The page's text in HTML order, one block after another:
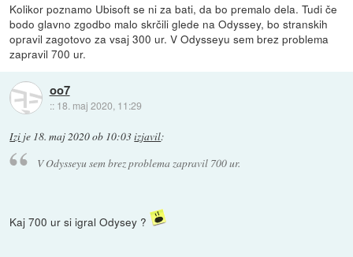
Kolikor poznamo Ubisoft se ni za bati, da bo premalo dela. Tudi če
bodo glavno zgodbo malo skrčili glede na Odyssey, bo stranskih
opravil zagotovo za vsaj 300 ur. V Odysseyu sem brez problema
zapravil 700 ur.
oo7
:: 18. maj 2020, 11:29
Izi je 18. maj 2020 ob 10:03izjavil:
V Odysseyu sem brez problema zapravil 700 ur.
Kaj 700 ur si igral Odysey ?